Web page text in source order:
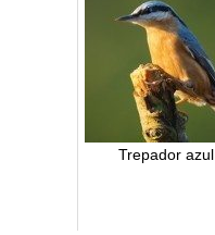
Trepador azul